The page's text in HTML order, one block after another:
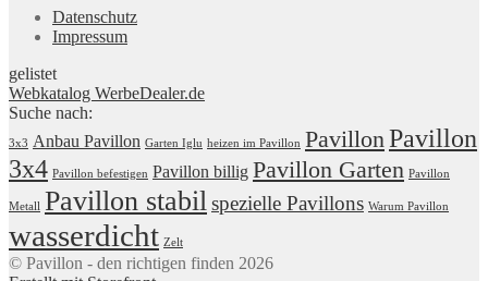
Datenschutz
Impressum
gelistet
Webkatalog WerbeDealer.de
Suche nach:
3x3 Anbau Pavillon Garten Iglu heizen im Pavillon PavillonPavillon
3x4 Pavillon befestigen Pavillon billig Pavillon Garten Pavillon
Metall Pavillon stabilspezielle Pavillons Warum Pavillon
wasserdicht Zelt
© Pavillon - den richtigen finden 2026